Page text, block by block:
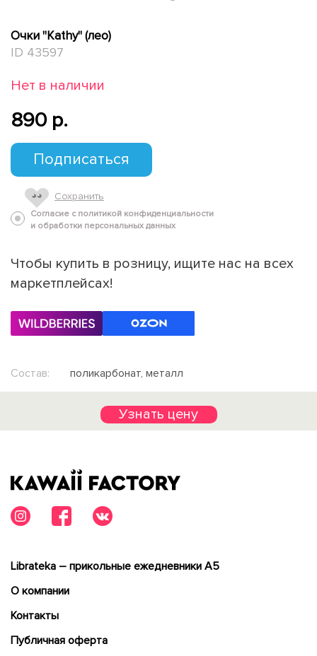
Очки "Kathy" (лео)
ID 43597
Нет в наличии
890 p.
Подписаться
Сохранить
Согласие с политикой конфиденциальности
и обработки персональных данных
Чтобы купить в розницу, ищите нас на всех
маркетплейсах!
Состав: поликарбонат, металл
Узнать цену
Librateka – прикольные ежедневники А5
О компании
Контакты
Публичная оферта